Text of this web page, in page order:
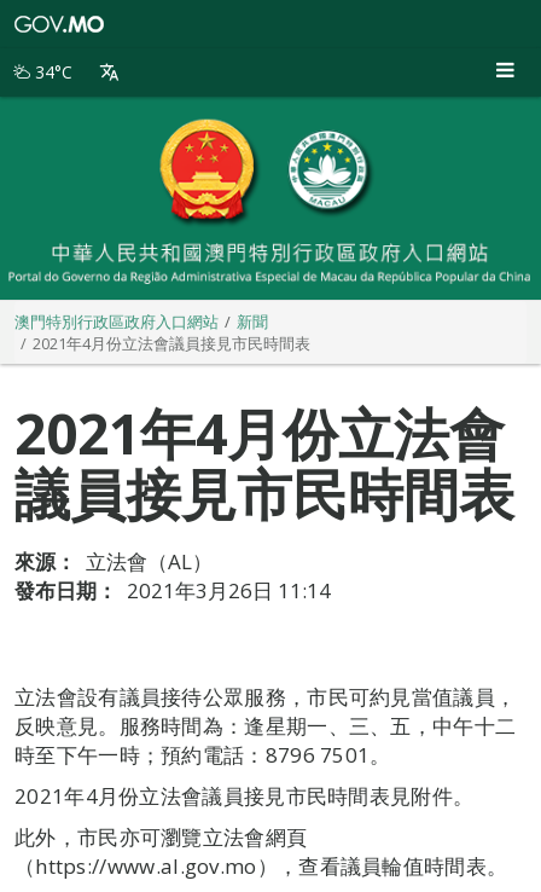
別
34°C
澳門特別行政區政府入口網站
新聞
2021年4月份立法會議員接見市民時間表
2021年4月份立法會
議員接見市民時間表
來源：
立法會（AL）
發布日期：
2021年3月26日 11:14
立法會設有議員接待公眾服務，市民可約見當值議員，
反映意見。服務時間為：逢星期一、三、五，中午十二
時至下午一時；預約電話：8796 7501。
2021年4月份立法會議員接見市民時間表見附件。
此外，市民亦可瀏覽立法會網頁
（https://www.al.gov.mo），查看議員輪值時間表。